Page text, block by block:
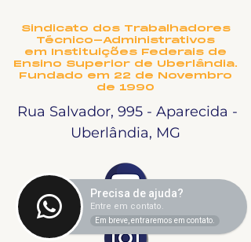
Sindicato dos Trabalhadores
Técnico-Administrativos
em Instituições Federais de
Ensino Superior de Uberlândia.
Fundado em 22 de Novembro
de 1990
Rua Salvador, 995 - Aparecida -
Uberlândia, MG
Precisa de ajuda?
Entre em contato.
Em breve, entraremos em contato.